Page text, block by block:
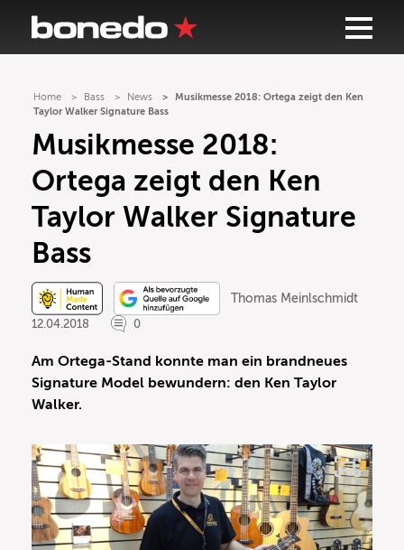
Home Bass News
Musikmesse 2018: Ortega zeigt den Ken
Taylor Walker Signature Bass
Musikmesse 2018:
Ortega zeigt den Ken
Taylor Walker Signature
Bass
Thomas Meinlschmidt
12.04.2018
0
Am Ortega-Stand konnte man ein brandneues
Signature Model bewundern: den Ken Taylor
Walker.